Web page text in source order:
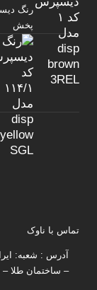
پخش
تماس با ناوک
آدرس : شعبه:
– ساختمان طلا –